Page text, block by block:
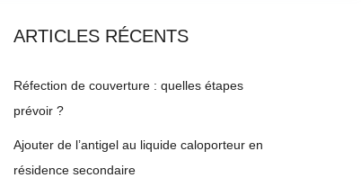
ARTICLES RÉCENTS
Réfection de couverture : quelles étapes
prévoir ?
Ajouter de l’antigel au liquide caloporteur en
résidence secondaire